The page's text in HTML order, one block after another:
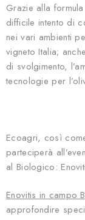
Grazie alla
difficile intento di
nei vari ambienti
vigneto Italia;
di svolgimento,
tecnologie per
Ecoagri, così
parteciperà
al Biologico:
Enovitis in campoB
approfondire